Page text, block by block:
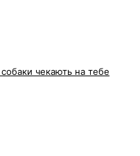
чекають на тебе